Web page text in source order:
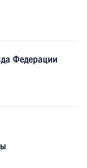
Федерации